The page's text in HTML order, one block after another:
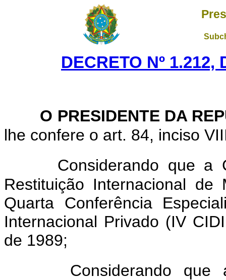
DECRETO Nº 1.212,
O PRESIDENTE DA
lhe confere o art. 84, inciso
Considerando que a
Restituição Internacional
Quarta Conferência
Internacional Privado (IV
de 1989;
Considerando